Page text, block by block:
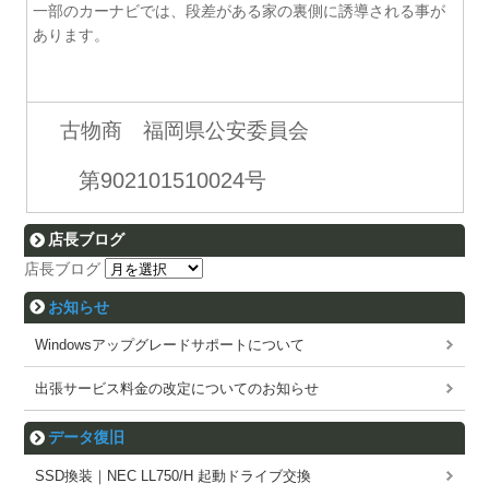
一部のカーナビでは、段差がある家の裏側に誘導される事が
あります。
古物商 福岡県公安委員会
第902101510024号
店長ブログ
店長ブログ
お知らせ
Windowsアップグレードサポートについて
出張サービス料金の改定についてのお知らせ
データ復旧
SSD換装｜NEC LL750/H 起動ドライブ交換